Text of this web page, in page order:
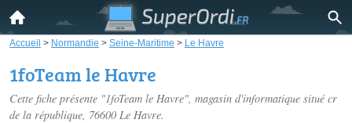
Accueil > Normandie > Seine-Maritime > Le Havre
1foTeam le Havre
Cette fiche présente "1foTeam le Havre", magasin d'informatique situé cr
de la république, 76600 Le Havre.